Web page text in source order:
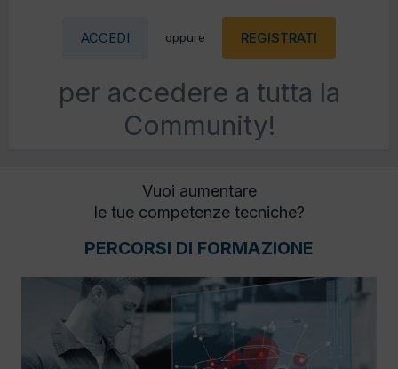
ACCEDI oppure REGISTRATI
per accedere a tutta la
Community!
Vuoi aumentare
le tue competenze tecniche?
PERCORSI DI FORMAZIONE